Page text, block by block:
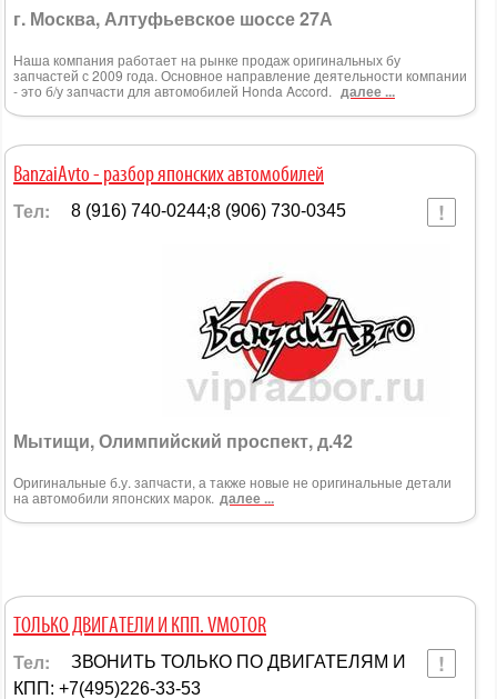
г. Москва, Алтуфьевское шоссе 27А
Наша компания работает на рынке продаж оригинальных бу
запчастей с 2009 года. Основное направление деятельности компании
- это б/у запчасти для автомобилей Honda Accord. далее ...
BanzaiAvto - разбор японских автомобилей
Тел: 8 (916) 740-0244;8 (906) 730-0345
Мытищи, Олимпийский проспект, д.42
Оригинальные б.у. запчасти, а также новые не оригинальные детали
на автомобили японских марок. далее ...
ТОЛЬКО ДВИГАТЕЛИ И КПП. VMOTOR
Тел:
ЗВОНИТЬ ТОЛЬКО ПО ДВИГАТЕЛЯМ И
КПП: +7(495)226-33-53